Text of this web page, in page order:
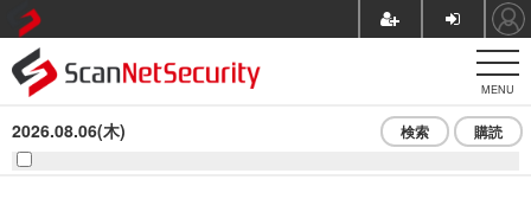
MENU
2026.08.06(木) 検索 購読